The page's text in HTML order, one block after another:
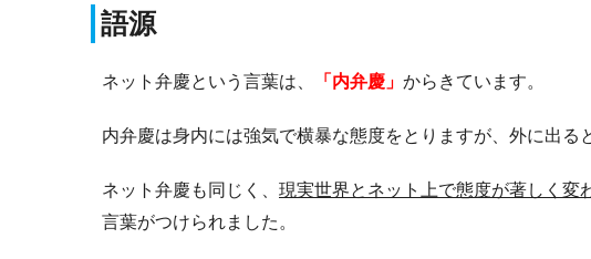
語源
ネット弁慶という言葉は、 「内弁慶」 からきています。
内弁慶は身内には強気で横暴な態度をとりますが、外に出る
ネット弁慶も同じく、 現実世界とネット上で態度が著しく変
言葉がつけられました。